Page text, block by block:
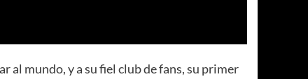
al mundo, y a su fiel club de fans, su primer